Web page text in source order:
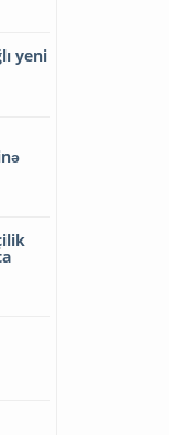
yeni